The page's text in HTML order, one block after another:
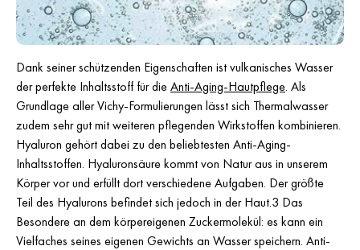
Dank seiner schützenden Eigenschaften ist vulkanisches Wasser
der perfekte Inhaltsstoff für dieAnti-Aging-Hautpflege. Als
Grundlage aller Vichy-Formulierungen lässt sich Thermalwasser
zudem sehr gut mit weiteren pflegenden Wirkstoffen kombinieren.
Hyaluron gehört dabei zu den beliebtesten Anti-Aging-
Inhaltsstoffen. Hyaluronsäure kommt von Natur aus in unserem
Körper vor und erfüllt dort verschiedene Aufgaben. Der größte
Teil des Hyalurons befindet sich jedoch in der Haut.3 Das
Besondere an dem körpereigenen Zuckermolekül: es kann ein
Vielfaches seines eigenen Gewichts an Wasser speichern. Anti-